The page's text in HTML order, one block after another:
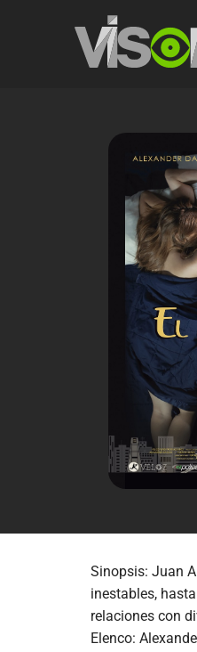
Sinopsis: Juan
inestables,
relaciones con
Elenco: